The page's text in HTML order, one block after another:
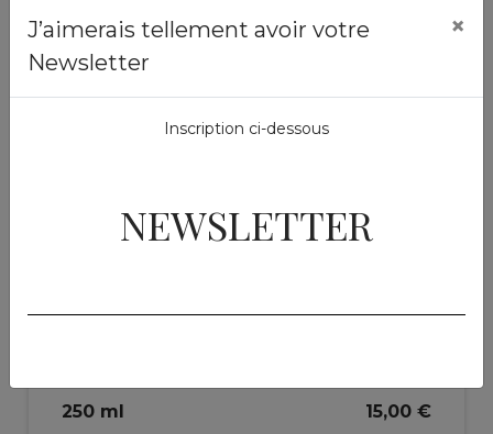
250 ml 15,00 €
J’aimerais tellement avoir votre
Newsletter
×
Inscription ci-dessous
NEWSLETTER